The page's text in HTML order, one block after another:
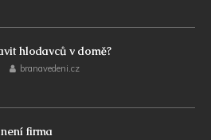
hlodavců v domě?
branavedeni.cz
firma